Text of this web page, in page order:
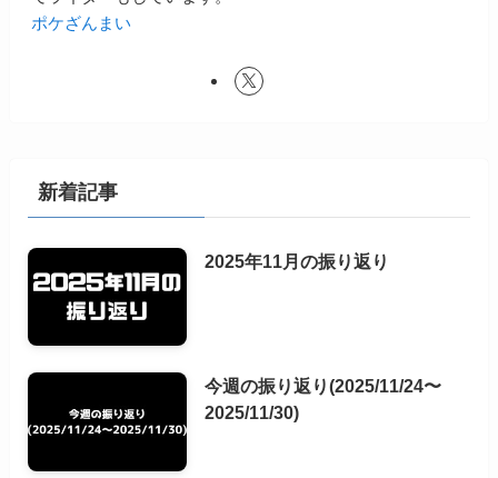
ポケざんまい
新着記事
2025年11月の振り返り
今週の振り返り(2025/11/24〜
2025/11/30)